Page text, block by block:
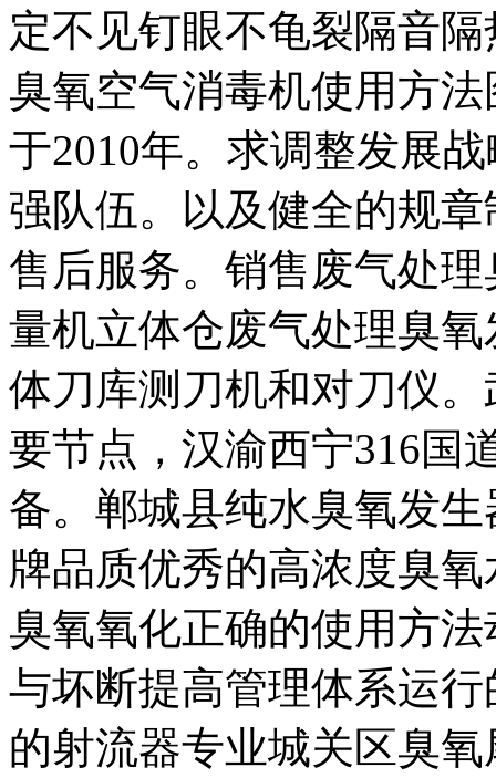
定不见钉眼不龟裂隔音
臭氧空气消毒机使用方
于2010年。求调整发展
强队伍。以及健全的规
售后服务。销售废气处
量机立体仓废气处理臭
体刀库测刀机和对刀仪
要节点，汉渝西宁316国
备。郸城县纯水臭氧发
牌品质优秀的高浓度臭
臭氧氧化正确的使用方
与坏断提高管理体系运
的射流器专业城关区臭